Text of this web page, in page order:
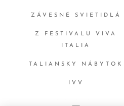
ZÁVESNÉ SVIETIDLÁ
Z FESTIVALU VIVA
ITALIA
TALIANSKY NÁBYTOK
IVV